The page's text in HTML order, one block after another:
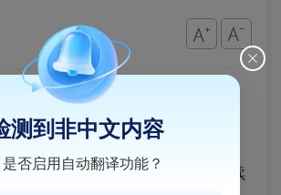
李思琦
系统治污 守护碧水蓝天 持续
测到非中文内容
是否启用自动翻译功能？